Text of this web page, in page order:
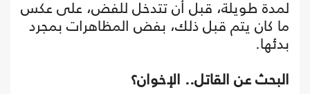
لمدة طويلة، قبل أن تتدخل للفض، على عكس
ما كان يتم قبل ذلك، بفض المظاهرات بمجرد
بدئها.
البحث عن القاتل.. الإخوان؟